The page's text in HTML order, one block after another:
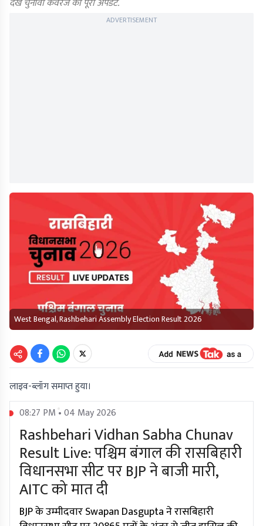
देखें चुनावी कवरेज का पूरा अपडेट.
ADVERTISEMENT
West Bengal, Rashbehari Assembly Election Result 2026
लाइव-ब्लॉग समाप्त हुया।
08:27 PM • 04 May 2026
Rashbehari Vidhan Sabha Chunav
Result Live: पश्चिम बंगाल की रासबिहारी
विधानसभा सीट पर BJP ने बाजी मारी,
AITC को मात दी
BJP के उम्मीदवार Swapan Dasgupta ने रासबिहारी